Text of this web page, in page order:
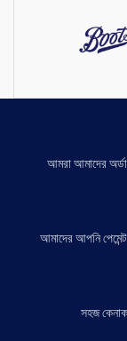
আমরা আমাদের
আমাদের আপনি
সহজ